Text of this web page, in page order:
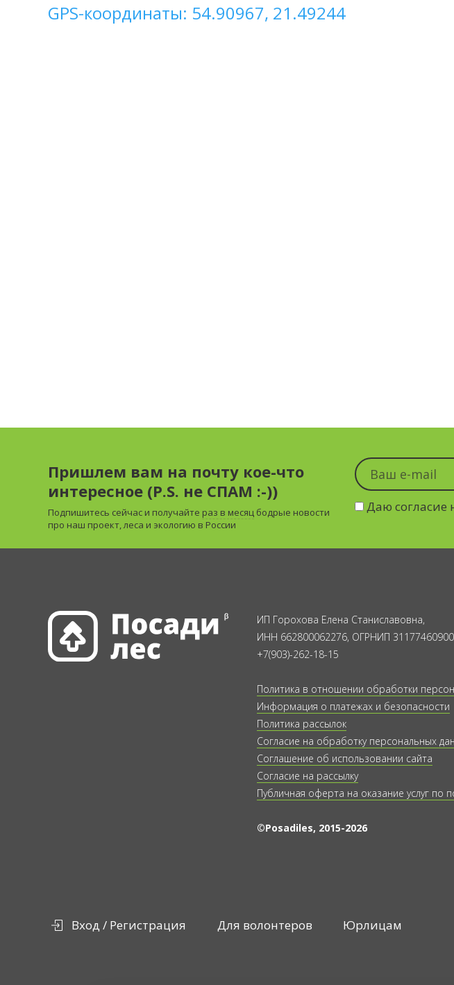
GPS-координаты: 54.90967, 21.49244
Пришлем вам на почту кое-что
интересное (P.S. не СПАМ :-))
Подпишитесь сейчас и получайте раз в месяц бодрые новости
про наш проект, леса и экологию в России
Даю согласие
ИП Горохова Елена Станиславовна,
ИНН 662800062276, ОГРНИП
+7(903)-262-18-15
Политика в отношении обработки
Информация о платежах и безопасности
Политика рассылок
Согласие на обработку персональных
Соглашение об использовании сайта
Согласие на рассылку
Публичная оферта на оказание услуг по
©Posadiles, 2015-2026
Вход / Регистрация Для волонтеров
Юрлицам